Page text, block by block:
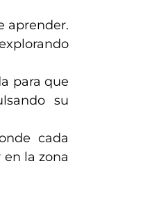
aprender.
para que
su
cada
la zona